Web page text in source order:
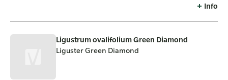
Info
Ligustrum ovalifolium Green Diamond
Liguster Green Diamond